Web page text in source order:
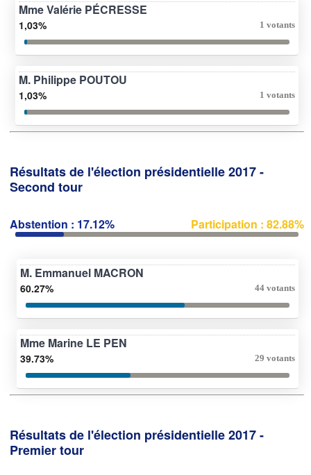
Mme Valérie PÉCRESSE
1,03% 1 votants
M. Philippe POUTOU
1,03% 1 votants
Résultats de l'élection présidentielle 2017 -
Second tour
Abstention : 17.12% Participation : 82.88%
M. Emmanuel MACRON
60.27% 44 votants
Mme Marine LE PEN
39.73% 29 votants
Résultats de l'élection présidentielle 2017 -
Premier tour